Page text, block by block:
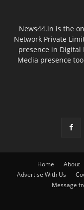
News44.in is the
Network Private
presence in Digital
Media presence
Home About
Advertise With Us
Message